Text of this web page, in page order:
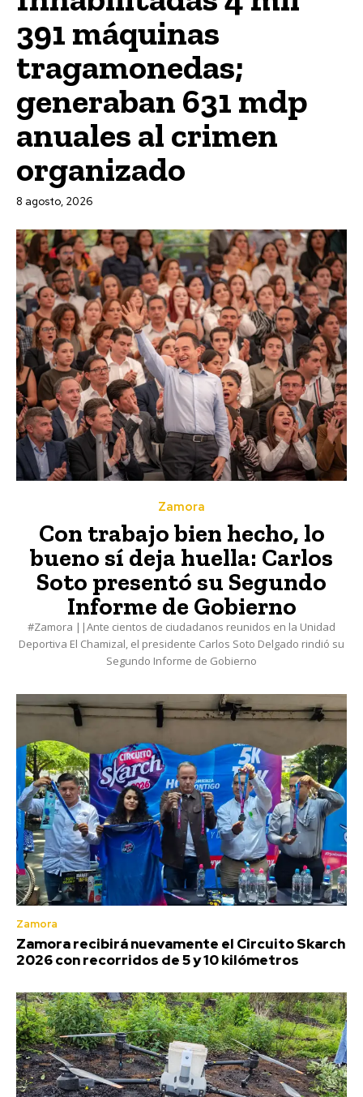
391 máquinas
tragamonedas;
generaban 631 mdp
anuales al crimen
organizado
8 agosto, 2026
Zamora
Con trabajo bien hecho, lo
bueno sí deja huella: Carlos
Soto presentó su Segundo
Informe de Gobierno
#Zamora ||Ante cientos de ciudadanos reunidos en la Unidad
Deportiva El Chamizal, el presidente Carlos Soto Delgado rindió su
Segundo Informe de Gobierno
Zamora
Zamora recibirá nuevamente el Circuito Skarch
2026 con recorridos de 5 y 10 kilómetros